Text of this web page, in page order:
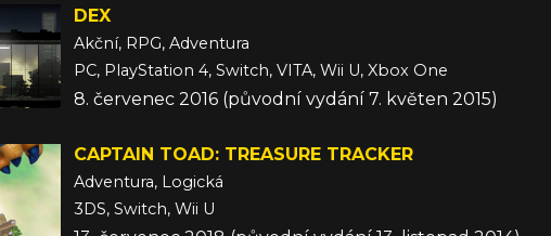
DEX
Akční, RPG, Adventura
PC, PlayStation 4, Switch, VITA, Wii U, Xbox One
8. červenec 2016 (původní vydání 7. květen 2015)
CAPTAIN TOAD: TREASURE TRACKER
Adventura, Logická
3DS, Switch, Wii U